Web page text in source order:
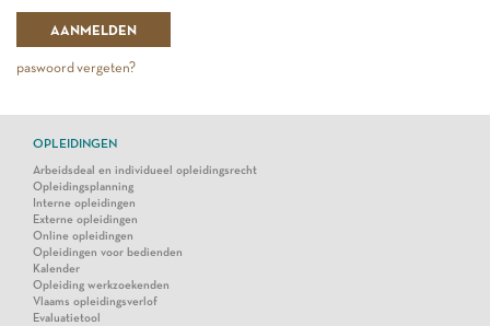
paswoord vergeten?
OPLEIDINGEN
Arbeidsdeal en individueel opleidingsrecht
Opleidingsplanning
Interne opleidingen
Externe opleidingen
Online opleidingen
Opleidingen voor bedienden
Kalender
Opleiding werkzoekenden
Vlaams opleidingsverlof
Evaluatietool